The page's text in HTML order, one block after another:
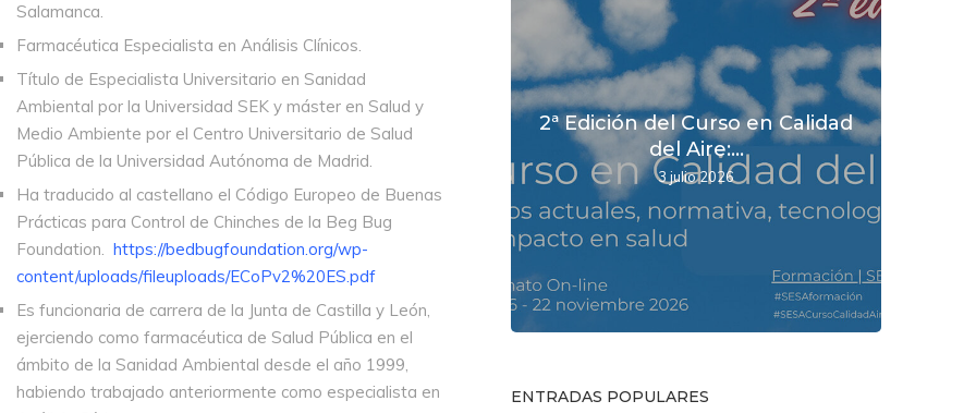
Salamanca.
Farmacéutica Especialista en Análisis Clínicos.
Título de Especialista Universitario en Sanidad
Ambiental por la Universidad SEK y máster en Salud y
Medio Ambiente por el Centro Universitario de Salud
Pública de la Universidad Autónoma de Madrid.
Ha traducido al castellano el Código Europeo de Buenas
Prácticas para Control de Chinches de la Beg Bug
Foundation. https://bedbugfoundation.org/wp-
content/uploads/fileuploads/ECoPv2%20ES.pdf
Es funcionaria de carrera de la Junta de Castilla y León,
ejerciendo como farmacéutica de Salud Pública en el
ámbito de la Sanidad Ambiental desde el año 1999,
habiendo trabajado anteriormente como especialista en
2ª Edición del Curso en Calidad
del Aire:...
3 julio 2026
ENTRADAS POPULARES